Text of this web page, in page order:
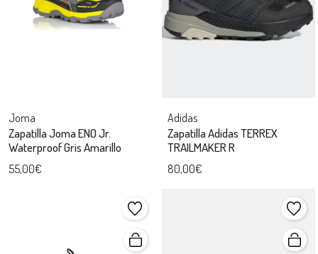
Joma
Zapatilla Joma ENO Jr.
Waterproof Gris Amarillo
55,00€
Adidas
Zapatilla Adidas TERREX
TRAILMAKER R
80,00€